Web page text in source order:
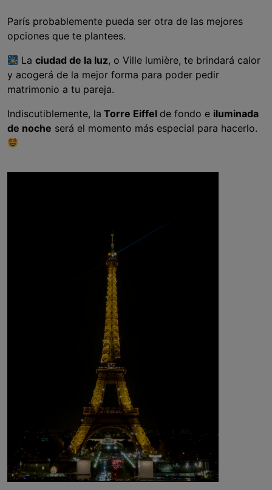
París probablemente pueda ser otra de las mejores
opciones que te plantees.
Laciudad de la luz, o Ville lumière, te brindará calor
y acogerá de la mejor forma para poder pedir
matrimonio a tu pareja.
Indiscutiblemente, la Torre Eiffel de fondo e iluminada
de noche será el momento más especial para hacerlo.